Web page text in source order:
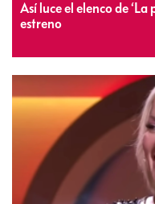
Así luce el elenco de ‘La
estreno